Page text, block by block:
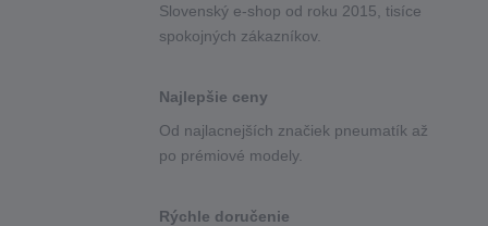
Slovenský e-shop od roku 2015, tisíce
spokojných zákazníkov.
Najlepšie ceny
Od najlacnejších značiek pneumatík až
po prémiové modely.
Rýchle doručenie